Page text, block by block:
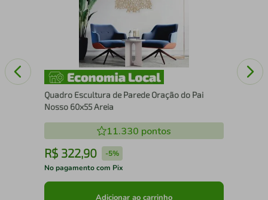
Quadro Escultura de Parede Oração do Pai
Nosso 60x55 Areia
11.330 pontos
R$ 322,90 -5%
No pagamento com Pix
Adicionar ao carrinho